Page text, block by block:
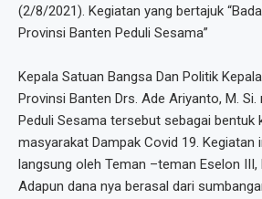
(2/8/2021). Kegiatan yang bertajuk
Provinsi Banten Peduli Sesama”
Kepala Satuan Bangsa Dan Politik
Provinsi Banten Drs. Ade Ariyanto, M.
Peduli Sesama tersebut sebagai bentuk
masyarakat Dampak Covid 19. Kegiatan
langsung oleh Teman –teman Eselon
Adapun dana nya berasal dari